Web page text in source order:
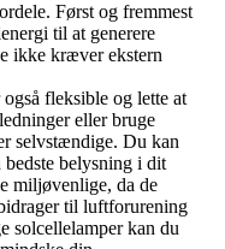
Først og fremmest
til at generere
ikke kræver ekstern
fleksible og lette at
eller bruge
selvstændige. Du kan
bedste belysning i dit
miljøvenlige, da de
til luftforurening
solcellelamper kan du